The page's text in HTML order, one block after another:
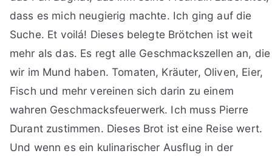
dass es mich neugierig machte. Ich ging auf die
Suche. Et voilá! Dieses belegte Brötchen ist weit
mehr als das. Es regt alle Geschmackszellen an, die
wir im Mund haben. Tomaten, Kräuter, Oliven, Eier,
Fisch und mehr vereinen sich darin zu einem
wahren Geschmacksfeuerwerk. Ich muss Pierre
Durant zustimmen. Dieses Brot ist eine Reise wert.
Und wenn es ein kulinarischer Ausflug in der